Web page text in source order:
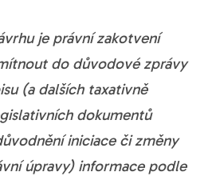
je právní zakotvení
do důvodové zprávy
(a dalších taxativně
dokumentů
iniciace či změny
úpravy) informace podle